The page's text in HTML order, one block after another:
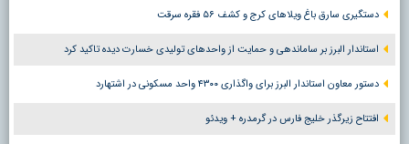
دستگیری سارق باغ ویلاهای کرج و کشف ۵۶ فقره سرقت
استاندار البرز بر ساماندهی و حمایت از واحدهای تولیدی خسارت دیده تاکید کرد
دستور معاون استاندار البرز برای واگذاری ۴۳۰۰ واحد مسکونی در اشتهارد
افتتاح زیرگذر خلیج فارس در گرمدره + ویدئو